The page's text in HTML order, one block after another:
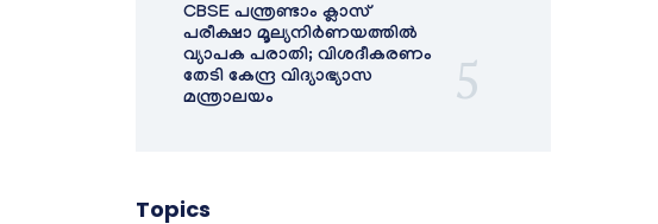
CBSE പന്ത്രണ്ടാം ക്ലാസ്
പരീക്ഷാ മൂല്യനിർണയത്തിൽ
വ്യാപക പരാതി; വിശദീകരണം
തേടി കേന്ദ്ര വിദ്യാഭ്യാസ
മന്ത്രാലയം
Topics